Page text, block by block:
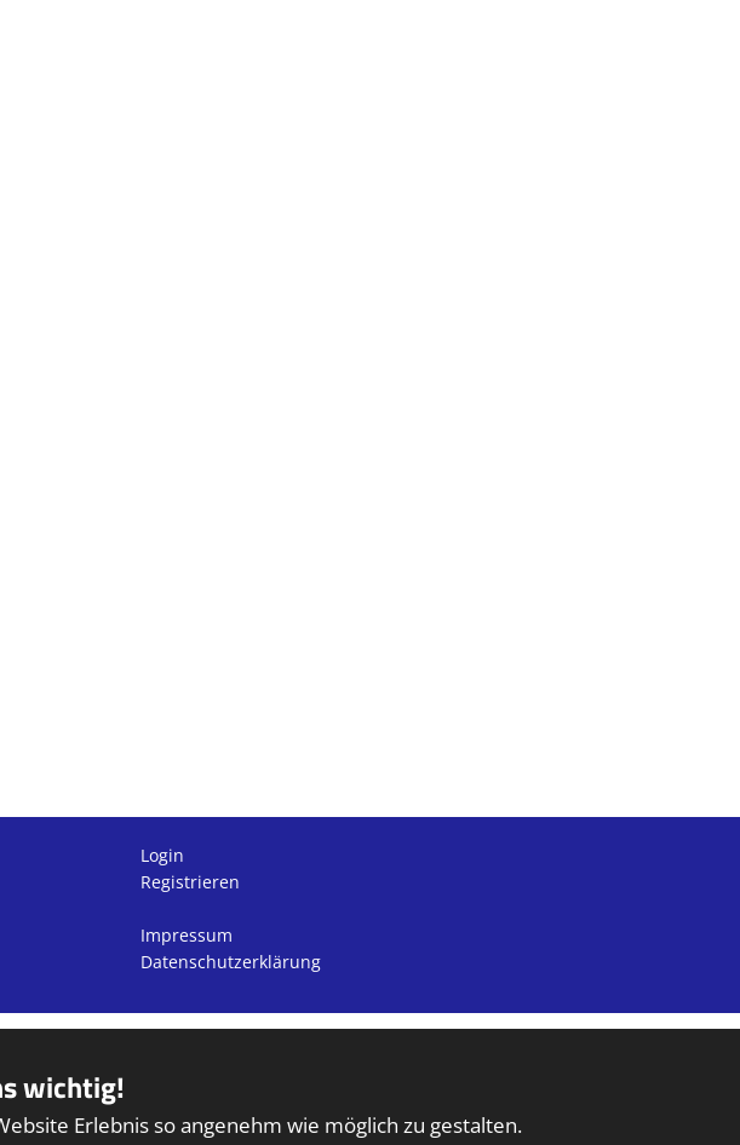
Login
Registrieren
Impressum
Datenschutzerklärung